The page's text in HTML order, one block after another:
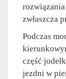
zwłaszcza
Podczas
część
jezdni w